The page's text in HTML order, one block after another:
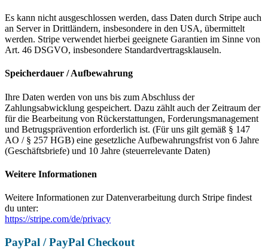
Es kann nicht ausgeschlossen werden, dass Daten durch Stripe auch
an Server in Drittländern, insbesondere in den USA, übermittelt
werden. Stripe verwendet hierbei geeignete Garantien im Sinne von
Art. 46 DSGVO, insbesondere Standardvertragsklauseln.
Speicherdauer / Aufbewahrung
Ihre Daten werden von uns bis zum Abschluss der
Zahlungsabwicklung gespeichert. Dazu zählt auch der Zeitraum der
für die Bearbeitung von Rückerstattungen, Forderungsmanagement
und Betrugsprävention erforderlich ist. (Für uns gilt gemäß § 147
AO / § 257 HGB) eine gesetzliche Aufbewahrungsfrist von 6 Jahre
(Geschäftsbriefe) und 10 Jahre (steuerrelevante Daten)
Weitere Informationen
Weitere Informationen zur Datenverarbeitung durch Stripe findest
du unter:
https://stripe.com/de/privacy
PayPal / PayPal Checkout